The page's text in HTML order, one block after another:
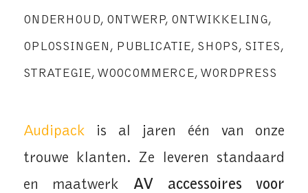
ONDERHOUD, ONTWERP, ONTWIKKELING,
OPLOSSINGEN , PUBLICATIE, SHOPS, SITES,
STRATEGIE, WOOCOMMERCE, WORDPRESS
Audipack is al jaren één van onze
trouwe klanten. Ze leveren standaard
en maatwerk AV accessoires voor